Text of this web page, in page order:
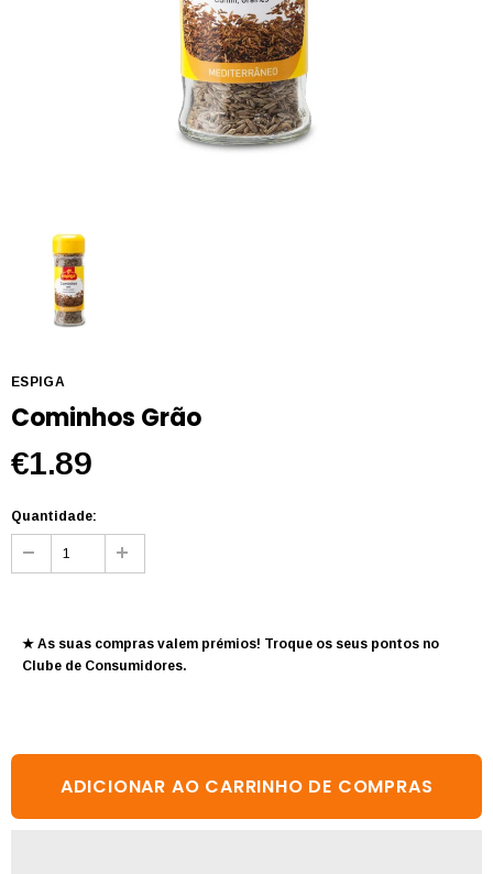
ESPIGA
Cominhos Grão
€1.89
Quantidade:
★ As suas compras valem prémios! Troque os seus pontos no
Clube de Consumidores.